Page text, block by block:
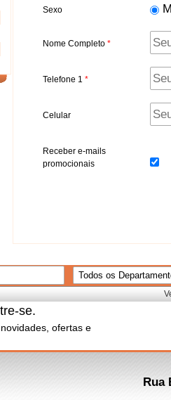
Sexo
Nome Completo *
Telefone 1 *
Celular
Receber e-mails
promocionais
se.
ofertas e
Rua